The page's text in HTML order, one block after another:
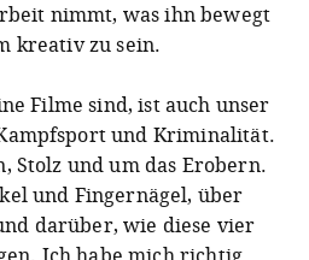
nimmt, was ihn bewegt
kreativ zu sein.
Filme sind, ist auch unser
und Kriminalität.
Stolz und um das Erobern.
und Fingernägel, über
darüber, wie diese vier